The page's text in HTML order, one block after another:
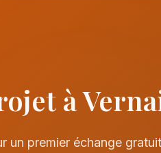
à
un premier échange